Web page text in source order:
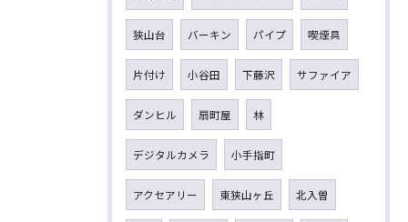
狭山台 バーキン パイプ 喫煙具
片付け 小谷田 下藤沢 サファイア
ダンヒル 扇町屋 林
デジタルカメラ 小手指町
アクセアリー 東狭山ヶ丘 北入曽